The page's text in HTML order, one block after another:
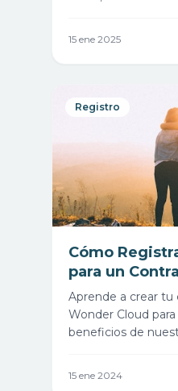
15 ene 2025
Registro
Cómo
para un
Aprende a crear tu
Wonder Cloud
beneficios de
15 ene 2024